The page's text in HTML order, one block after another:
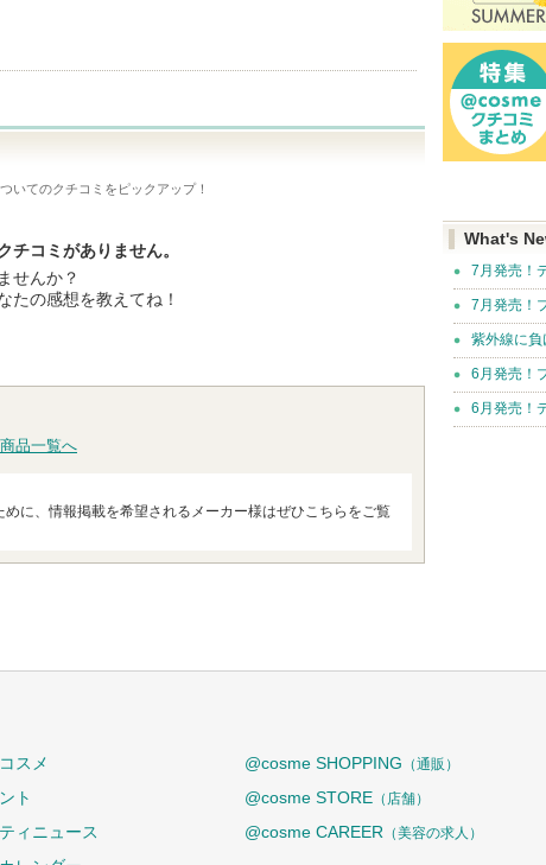
いてのクチコミをピックアップ！
チコミがありません。
せんか？
たの感想を教えてね！
品一覧へ
に、情報掲載を希望されるメーカー様はぜひこちらをご覧
What's
7月発売！
7月発売！
紫外線に負
6月発売！
6月発売！
スメ
ト
ィニュース
@cosme SHOPPING （通販）
@cosme STORE （店舗）
@cosme CAREER （美容の求人）